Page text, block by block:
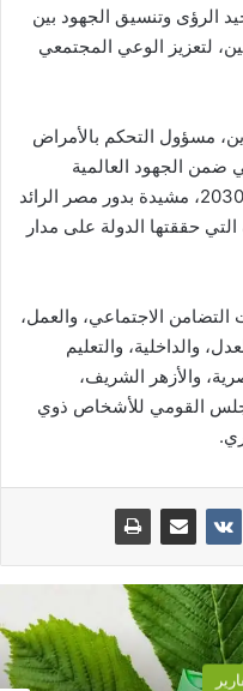
الرؤى وتنسيق الجهود بين
لتعزيز الوعي المجتمعي
مسؤول التحكم بالأمراض
ضمن الجهود العالمية
للقضاء على الأمراض المدارية بحلول 2030، مشيدة بدور مصر الرائد
حققتها الدولة على مدار
الاجتماعي، والعمل،
والداخلية، والتعليم
والأزهر الشريف،
القومي للأشخاص ذوي